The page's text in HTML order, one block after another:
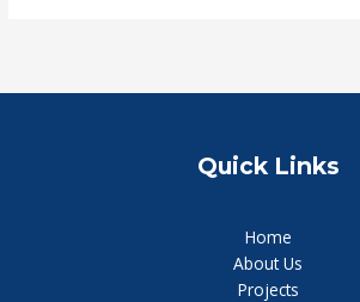
Quick Links
Home
About Us
Projects